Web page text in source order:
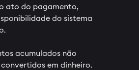
ato do pagamento,
do sistema
acumulados não
em dinheiro.